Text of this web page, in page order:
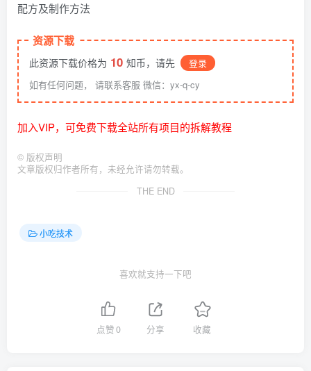
配方及制作方法
资源下载
此资源下载价格为 10 知币，请先
登录
如有任何问题， 请联系客服 微信：yx-q-cy
加入VIP，可免费下载全站所有项目的拆解教程
© 版权声明
文章版权归作者所有，未经允许请勿转载。
THE END
小吃技术
喜欢就支持一下吧
点赞0 分享 收藏